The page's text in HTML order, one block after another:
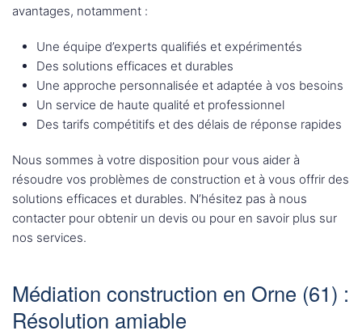
avantages, notamment :
Une équipe d’experts qualifiés et expérimentés
Des solutions efficaces et durables
Une approche personnalisée et adaptée à vos besoins
Un service de haute qualité et professionnel
Des tarifs compétitifs et des délais de réponse rapides
Nous sommes à votre disposition pour vous aider à
résoudre vos problèmes de construction et à vous offrir des
solutions efficaces et durables. N’hésitez pas à nous
contacter pour obtenir un devis ou pour en savoir plus sur
nos services.
Médiation construction en Orne (61) :
Résolution amiable